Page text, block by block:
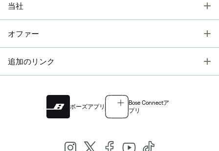
当社
オファー
追加のリンク
ボーズアプリ
Bose Connectア
プリ